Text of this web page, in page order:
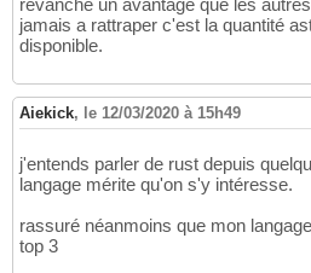
revanche un avantage que les
jamais a rattraper c'est la quantité
disponible.
Aiekick, le 12/03/2020 à 15h49
j'entends parler de rust depuis
langage mérite qu'on s'y intéresse.
rassuré néanmoins que mon
top 3